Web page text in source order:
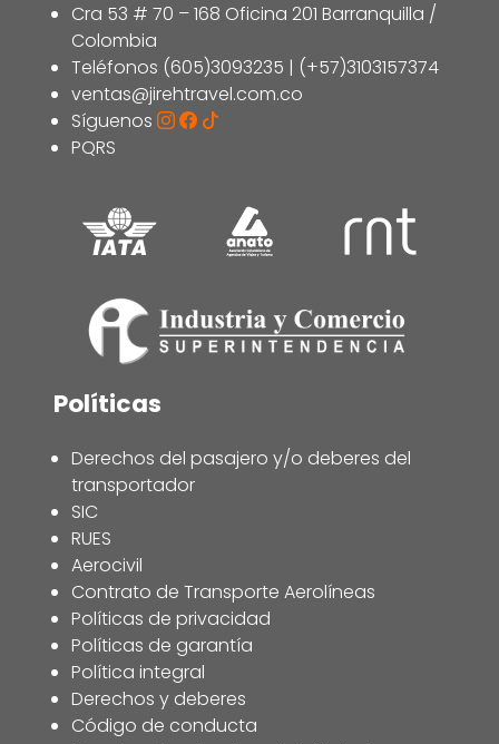
Cra 53 # 70 – 168 Oficina 201 Barranquilla /
Colombia
Teléfonos (605)3093235 | (+57)3103157374
ventas@jirehtravel.com.co
Síguenos
PQRS
Políticas
Derechos del pasajero y/o deberes del
transportador
SIC
RUES
Aerocivil
Contrato de Transporte Aerolíneas
Políticas de privacidad
Políticas de garantía
Política integral
Derechos y deberes
Código de conducta